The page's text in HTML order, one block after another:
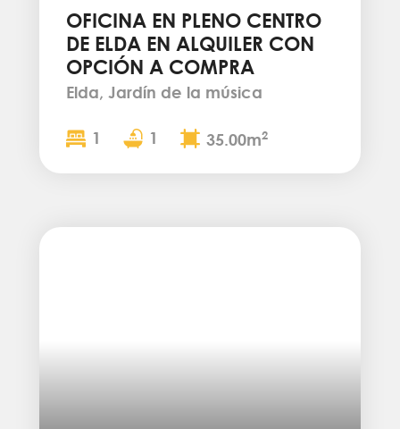
OFICINA EN PLENO CENTRO
DE ELDA EN ALQUILER CON
OPCIÓN A COMPRA
Elda, Jardín de la música
1 1 35.00m2